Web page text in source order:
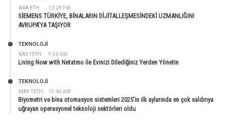
ARA 8TH 12:29 PM
SİEMENS TÜRKİYE, BİNALARIN DİJİTALLEŞMESİNDEKİ UZMANLIĞINI
AVRUPA’YA TAŞIYOR
KAS 19TH 9:50 AM
TEKNOLOJİ
Living Now with Netatmo ile Evinizi Dilediğiniz Yerden Yönetin
MAY 15TH 10:40 AM
TEKNOLOJİ
Biyometri ve bina otomasyon sistemleri 2025’in ilk aylarında en çok saldırıya
uğrayan operasyonel teknoloji sektörleri oldu